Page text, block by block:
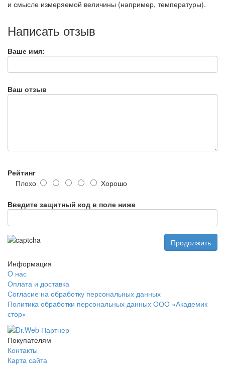
и смысле измеряемой величины (например, температуры).
Написать отзыв
Ваше имя:
Ваш отзыв
Рейтинг
Плохо
Хорошо
Введите защитный код в поле ниже
Продолжить
Информация
O нас
Оплата и доставка
Согласие на обработку персональных данных
Политика обработки персональных данных ООО «Академик
стор»
Покупателям
Контакты
Карта сайта